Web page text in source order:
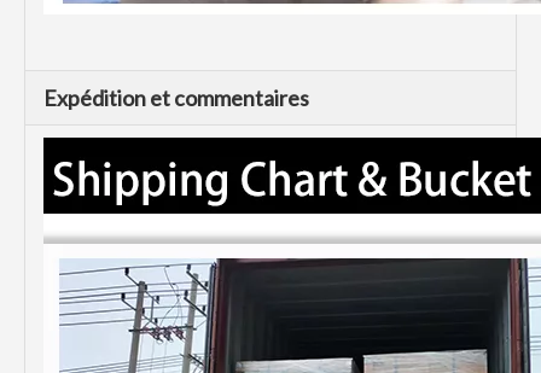
Expédition et commentaires